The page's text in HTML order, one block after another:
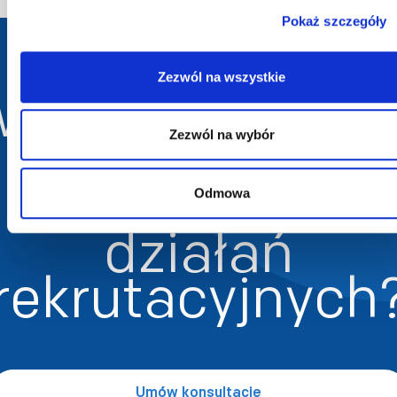
Pokaż szczegóły
Zezwól na wszystkie
Zezwól na wybór
Odmowa
Chcesz
o zwiększaniu
skuteczności
działań
Umów konsultację